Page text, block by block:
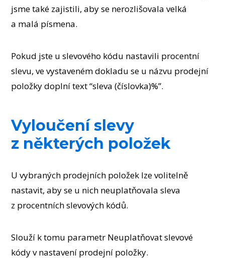
jsme také zajistili, aby se nerozlišovala velká
a malá písmena.
Pokud jste u slevového kódu nastavili procentní
slevu, ve vystaveném dokladu se u názvu prodejní
položky doplní text “sleva (číslovka)%”.
Vyloučení slevy
z některých položek
U vybraných prodejních položek lze volitelně
nastavit, aby se u nich neuplatňovala sleva
z procentních slevových kódů.
Slouží k tomu parametr Neuplatňovat slevové
kódy v nastavení prodejní položky.